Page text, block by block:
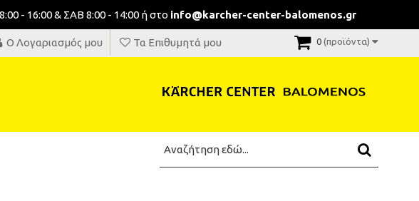
- 16:00 & ΣΑΒ 8:00 - 14:00 ή στο info@karcher-center-balomenos.gr
Ο Λογαριασμός μου Τα Επιθυμητά μου 0 (προϊόντα)